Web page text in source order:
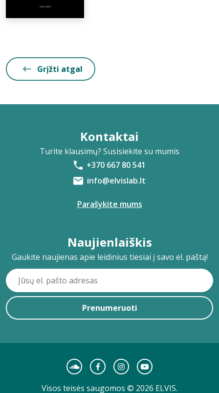
Grįžti atgal
Kontaktai
Turite klausimų? Susisiekite su mumis
+370 667 80 541
info@elvislab.lt
Parašykite mums
Naujienlaiškis
Gaukite naujienas apie leidinius tiesiai į savo el. paštą!
Prenumeruoti
Visos teisės saugomos © 2026 ELVIS.